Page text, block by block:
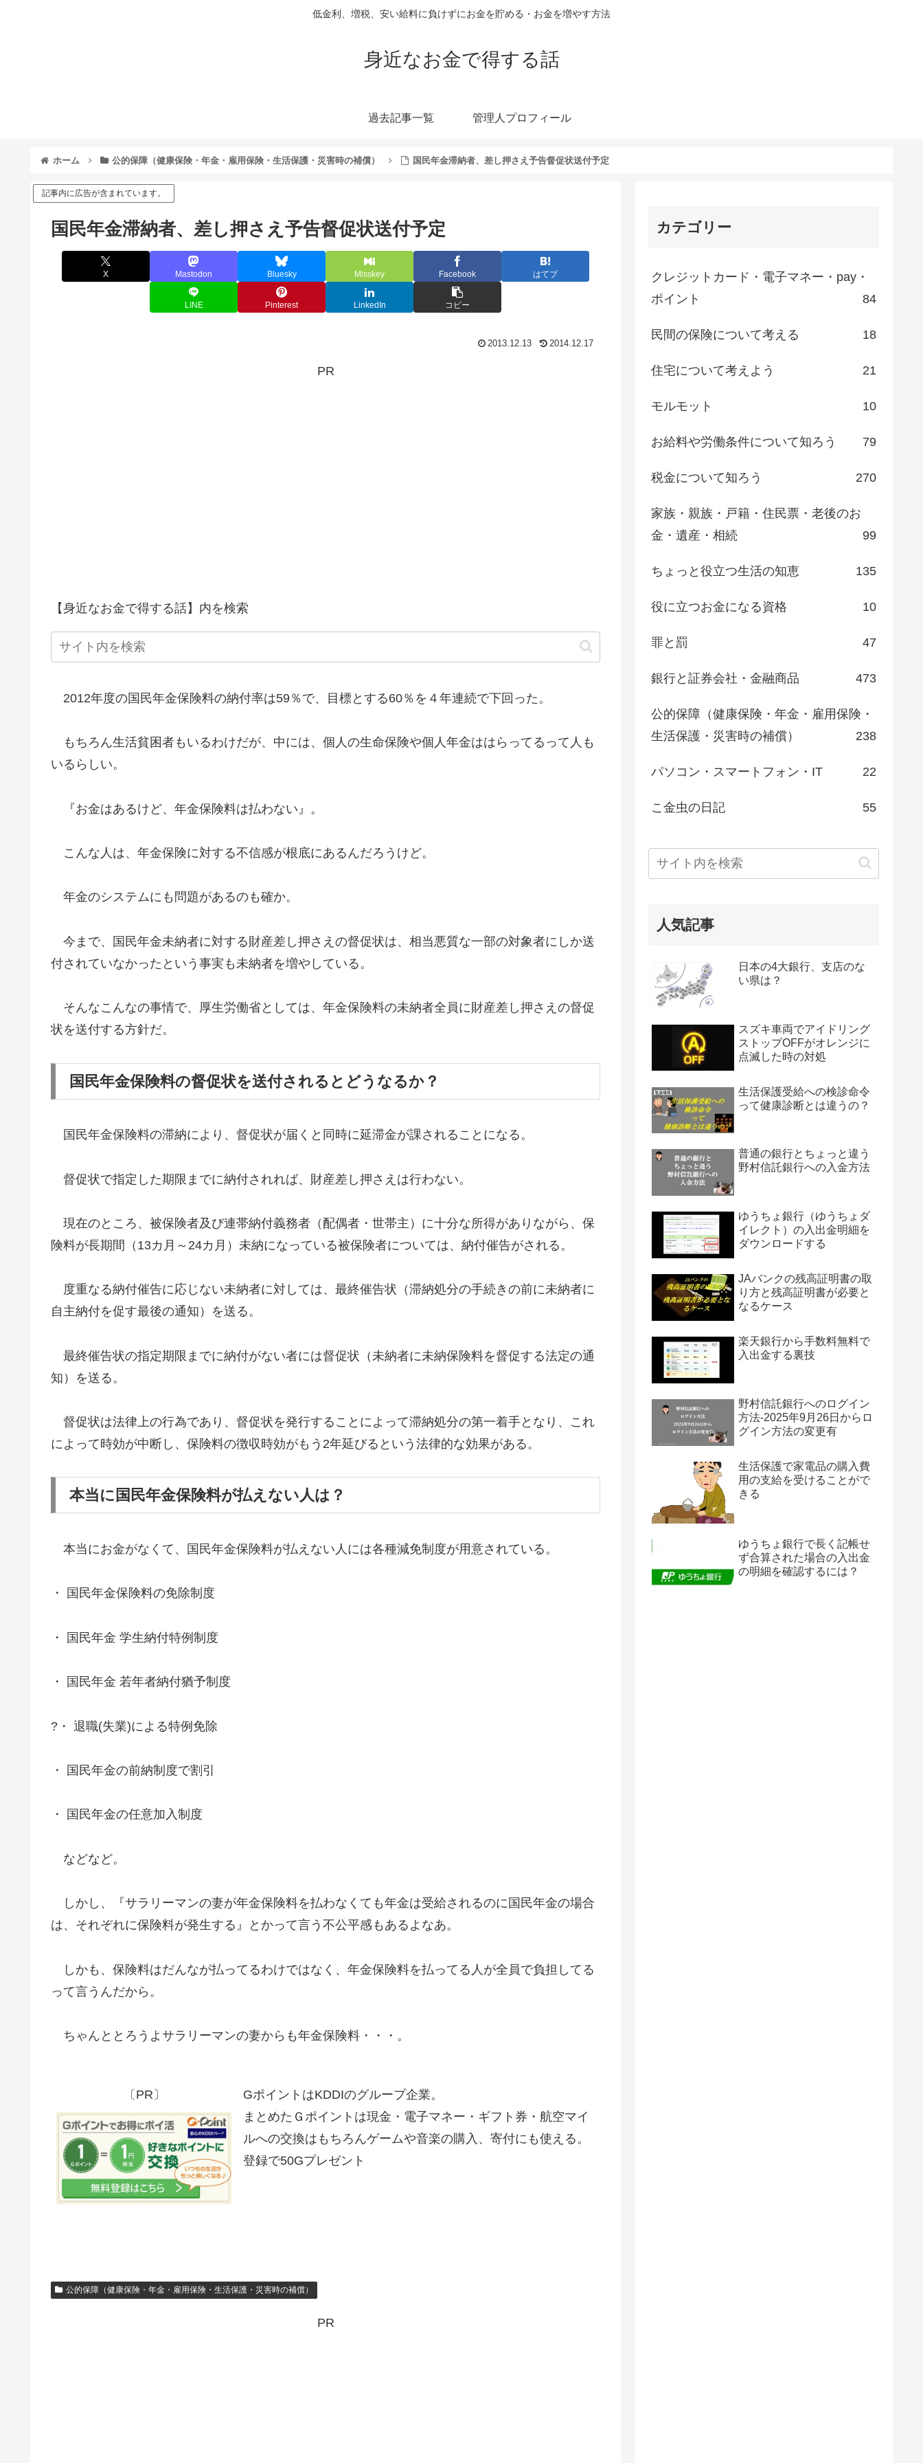
低金利、増税、安い給料に負けずにお金を貯める・お金を増やす方法
身近なお金で得する話
過去記事一覧 管理人プロフィール
ホーム 公的保障（健康保険・年金・雇用保険・生活保護・災害時の補償） 国民年金滞納者、差し押さえ予告督促状送付予定
記事内に広告が含まれています。
国民年金滞納者、差し押さえ予告督促状送付予定
X Mastodon Bluesky Misskey Facebook はてブ
LINE Pinterest LinkedIn コピー
2013.12.13 2014.12.17
PR
【身近なお金で得する話】内を検索
2012年度の国民年金保険料の納付率は59％で、目標とする60％を４年連続で下回った。
もちろん生活貧困者もいるわけだが、中には、個人の生命保険や個人年金ははらってるって人も
いるらしい。
『お金はあるけど、年金保険料は払わない』。
こんな人は、年金保険に対する不信感が根底にあるんだろうけど。
年金のシステムにも問題があるのも確か。
今まで、国民年金未納者に対する財産差し押さえの督促状は、相当悪質な一部の対象者にしか送
付されていなかったという事実も未納者を増やしている。
そんなこんなの事情で、厚生労働省としては、年金保険料の未納者全員に財産差し押さえの督促
状を送付する方針だ。
国民年金保険料の督促状を送付されるとどうなるか？
国民年金保険料の滞納により、督促状が届くと同時に延滞金が課されることになる。
督促状で指定した期限までに納付されれば、財産差し押さえは行わない。
現在のところ、被保険者及び連帯納付義務者（配偶者・世帯主）に十分な所得がありながら、保
険料が長期間（13カ月～24カ月）未納になっている被保険者については、納付催告がされる。
度重なる納付催告に応じない未納者に対しては、最終催告状（滞納処分の手続きの前に未納者に
自主納付を促す最後の通知）を送る。
最終催告状の指定期限までに納付がない者には督促状（未納者に未納保険料を督促する法定の通
知）を送る。
督促状は法律上の行為であり、督促状を発行することによって滞納処分の第一着手となり、これ
によって時効が中断し、保険料の徴収時効がもう2年延びるという法律的な効果がある。
本当に国民年金保険料が払えない人は？
本当にお金がなくて、国民年金保険料が払えない人には各種減免制度が用意されている。
・ 国民年金保険料の免除制度
・ 国民年金 学生納付特例制度
・ 国民年金 若年者納付猶予制度
?・ 退職(失業)による特例免除
・ 国民年金の前納制度で割引
・ 国民年金の任意加入制度
などなど。
しかし、『サラリーマンの妻が年金保険料を払わなくても年金は受給されるのに国民年金の場合
は、それぞれに保険料が発生する』とかって言う不公平感もあるよなあ。
しかも、保険料はだんなが払ってるわけではなく、年金保険料を払ってる人が全員で負担してる
って言うんだから。
ちゃんととろうよサラリーマンの妻からも年金保険料・・・。
〔PR〕
GポイントはKDDIのグループ企業。
まとめたＧポイントは現金・電子マネー・ギフト券・航空マイ
ルへの交換はもちろんゲームや音楽の購入、寄付にも使える。
登録で50Gプレゼント
公的保障（健康保険・年金・雇用保険・生活保護・災害時の補償）
PR
カテゴリー
クレジットカード・電子マネー・pay・
ポイント
84
民間の保険について考える 18
住宅について考えよう 21
モルモット 10
お給料や労働条件について知ろう 79
税金について知ろう 270
家族・親族・戸籍・住民票・老後のお
金・遺産・相続
99
ちょっと役立つ生活の知恵 135
役に立つお金になる資格 10
罪と罰 47
銀行と証券会社・金融商品 473
公的保障（健康保険・年金・雇用保険・
生活保護・災害時の補償）
238
パソコン・スマートフォン・IT 22
こ金虫の日記 55
人気記事
日本の4大銀行、支店のな
い県は？
スズキ車両でアイドリング
ストップOFFがオレンジに
点滅した時の対処
生活保護受給への検診命令
って健康診断とは違うの？
普通の銀行とちょっと違う
野村信託銀行への入金方法
ゆうちょ銀行（ゆうちょダ
イレクト）の入出金明細を
ダウンロードする
JAバンクの残高証明書の取
り方と残高証明書が必要と
なるケース
楽天銀行から手数料無料で
入出金する裏技
野村信託銀行へのログイン
方法-2025年9月26日からロ
グイン方法の変更有
生活保護で家電品の購入費
用の支給を受けることがで
きる
ゆうちょ銀行で長く記帳せ
ず合算された場合の入出金
の明細を確認するには？